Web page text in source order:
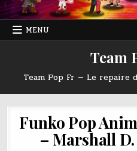
MENU
Team
Team Pop Fr — Le repaire
Funko Pop
– Marshall D.